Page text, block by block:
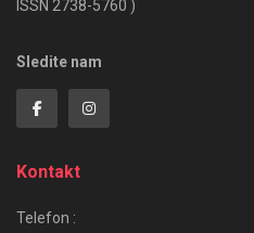
ISSN 2738-5760 )
Sledite nam
Kontakt
Telefon :